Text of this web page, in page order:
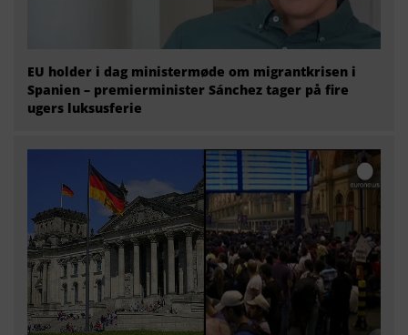
EU holder i dag ministermøde om migrantkrisen i
Spanien – premierminister Sánchez tager på fire
ugers luksusferie